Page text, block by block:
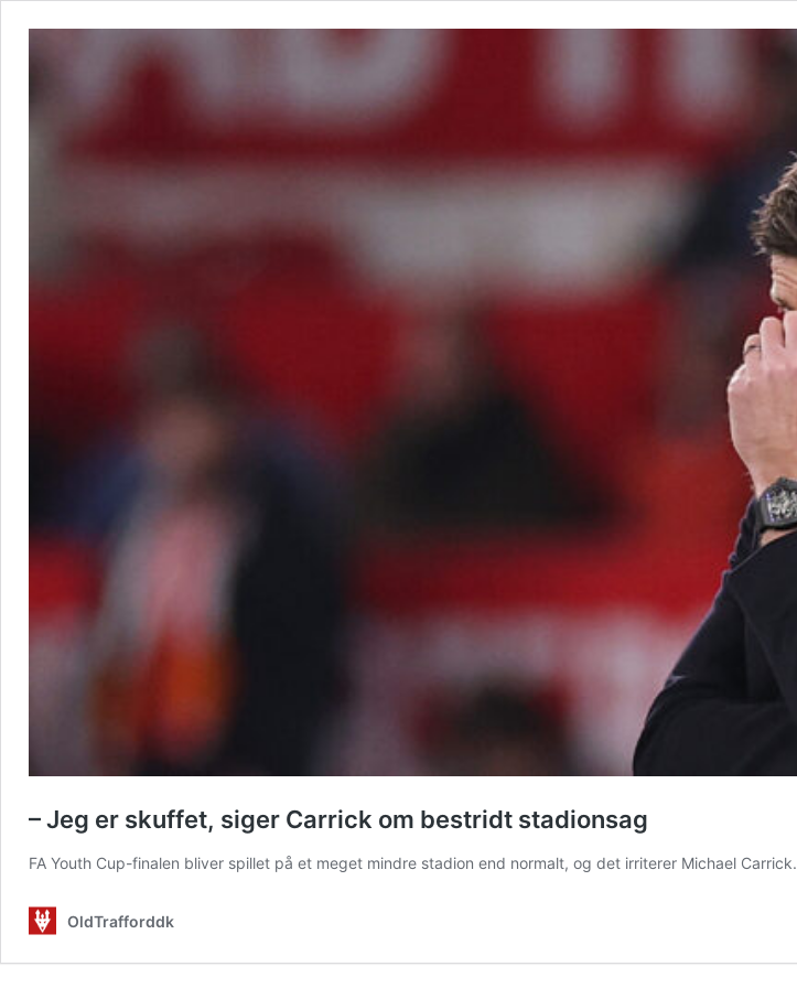
– Jeg er skuffet, siger Carrick om bestridt stadionsag
FA Youth Cup-finalen bliver spillet på et meget mindre stadion end normalt, og det irriterer Michael Carrick.
OldTrafforddk